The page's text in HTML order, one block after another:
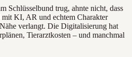
Schlüsselbund trug, ahnte nicht, dass
KI, AR und echtem Charakter
verlangt. Die Digitalisierung hat
Tierarztkosten – und manchmal